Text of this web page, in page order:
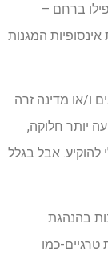
ברחם –
המגנות
ו/או מדינה זרה
יותר חלוקה,
להוקיע. אבל בגלל
בהנהגת
טרגיים-כמו